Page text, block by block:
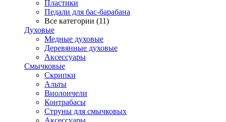
Пластики
Педали для бас-барабана
Все категории (11)
Духовые
Медные духовые
Деревянные духовые
Аксессуары
Смычковые
Скрипки
Альты
Виолончели
Контрабасы
Струны для смычковых
Аксеcсуары